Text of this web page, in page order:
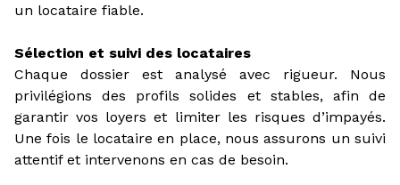
un locataire fiable.
Sélection et suivi des locataires
Chaque dossier est analysé avec rigueur. Nous
privilégions des profils solides et stables, afin de
garantir vos loyers et limiter les risques d’impayés.
Une fois le locataire en place, nous assurons un suivi
attentif et intervenons en cas de besoin.